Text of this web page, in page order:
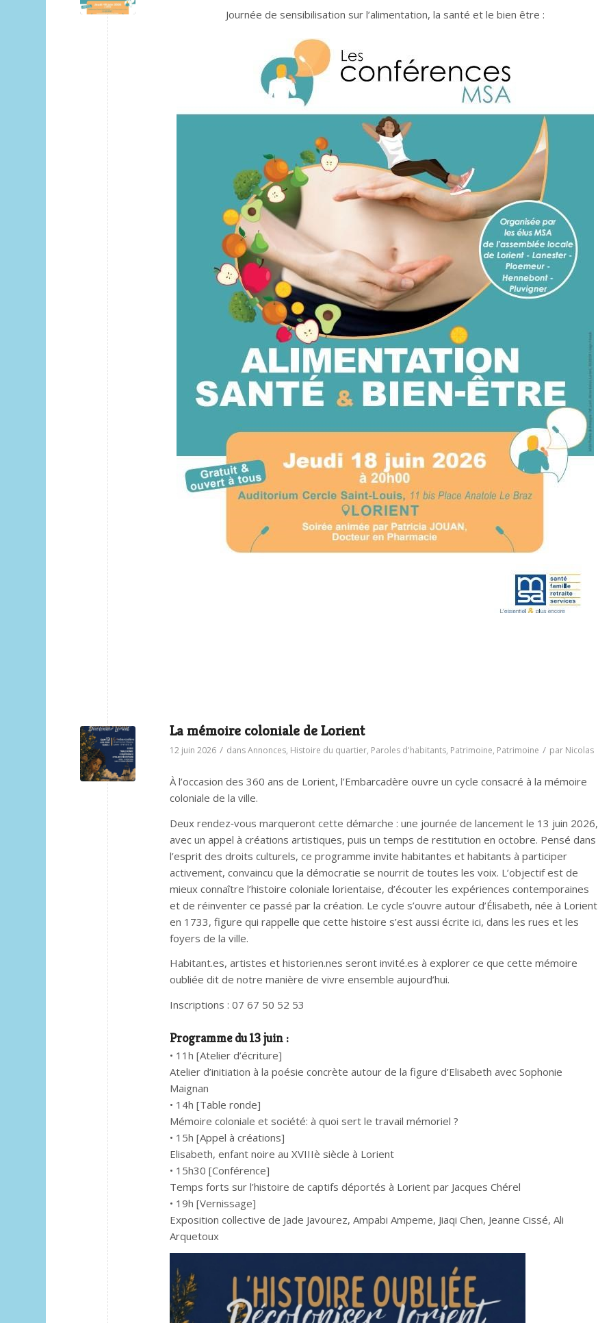
Journée de sensibilisation sur l’alimentation, la santé et le bien être :
La mémoire coloniale de Lorient
12 juin 2026 / dansAnnonces, Histoire du quartier, Paroles d'habitants, Patrimoine, Patrimoine / par Nicolas
À l’occasion des 360 ans de Lorient, l’Embarcadère ouvre un cycle consacré à la mémoire
coloniale de la ville.
Deux rendez‑vous marqueront cette démarche : une journée de lancement le 13 juin 2026,
avec un appel à créations artistiques, puis un temps de restitution en octobre. Pensé dans
l’esprit des droits culturels, ce programme invite habitantes et habitants à participer
activement, convaincu que la démocratie se nourrit de toutes les voix. L’objectif est de
mieux connaître l’histoire coloniale lorientaise, d’écouter les expériences contemporaines
et de réinventer ce passé par la création. Le cycle s’ouvre autour d’Élisabeth, née à Lorient
en 1733, figure qui rappelle que cette histoire s’est aussi écrite ici, dans les rues et les
foyers de la ville.
Habitant.es, artistes et historien.nes seront invité.es à explorer ce que cette mémoire
oubliée dit de notre manière de vivre ensemble aujourd’hui.
Inscriptions : 07 67 50 52 53
Programme du 13 juin :
• 11h [Atelier d’écriture]
Atelier d’initiation à la poésie concrète autour de la figure d’Elisabeth avec Sophonie
Maignan
• 14h [Table ronde]
Mémoire coloniale et société: à quoi sert le travail mémoriel ?
• 15h [Appel à créations]
Elisabeth, enfant noire au XVIIIè siècle à Lorient
• 15h30 [Conférence]
Temps forts sur l’histoire de captifs déportés à Lorient par Jacques Chérel
• 19h [Vernissage]
Exposition collective de Jade Javourez, Ampabi Ampeme, Jiaqi Chen, Jeanne Cissé, Ali
Arquetoux